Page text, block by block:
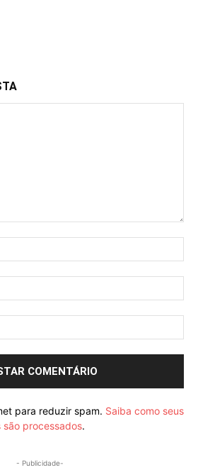
para reduzir spam. Saiba como seus
processados.
- Publicidade-